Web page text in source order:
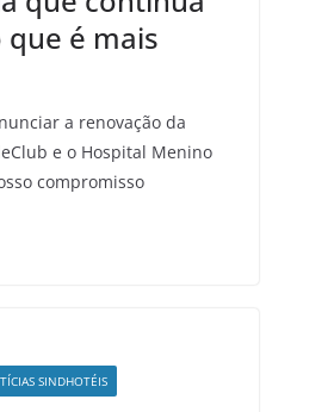
é mais
a renovação da
e o Hospital Menino
compromisso
SINDHOTÉIS